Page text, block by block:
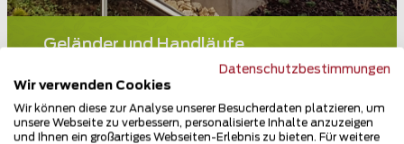
Geländer und Handläufe
Teilen
Datenschutzbestimmungen
Wir verwenden Cookies
Wir können diese zur Analyse unserer Besucherdaten platzieren, um
unsere Webseite zu verbessern, personalisierte Inhalte anzuzeigen
und Ihnen ein großartiges Webseiten-Erlebnis zu bieten. Für weitere